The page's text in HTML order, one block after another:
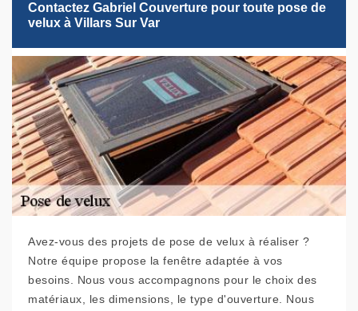
Contactez Gabriel Couverture pour toute pose de
velux à Villars Sur Var
Avez-vous des projets de pose de velux à réaliser ?
Notre équipe propose la fenêtre adaptée à vos
besoins. Nous vous accompagnons pour le choix des
matériaux, les dimensions, le type d'ouverture. Nous